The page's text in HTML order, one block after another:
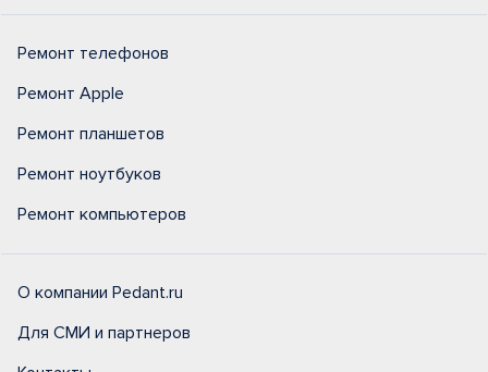
Ремонт телефонов
Ремонт Apple
Ремонт планшетов
Ремонт ноутбуков
Ремонт компьютеров
О компании Pedant.ru
Для СМИ и партнеров